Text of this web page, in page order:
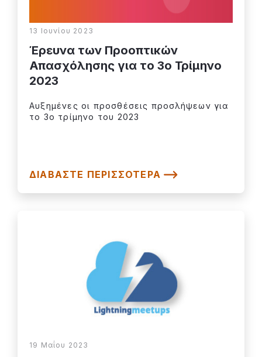
13 Ιουνίου 2023
Έρευνα των Προοπτικών
Απασχόλησης για το 3o Τρίμηνο
2023
Αυξημένες οι προσθέσεις προσλήψεων για
το 3ο τρίμηνο του 2023
ΔΙΑΒΆΣΤΕ ΠΕΡΙΣΣΌΤΕΡΑ
19 Μαΐου 2023